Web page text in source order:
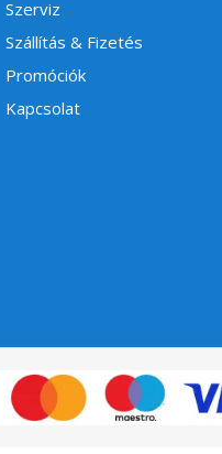
Szerviz
Szállítás & Fizetés
Promóciók
Kapcsolat